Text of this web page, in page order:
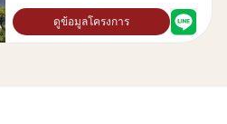
ดูข้อมูลโครงการ